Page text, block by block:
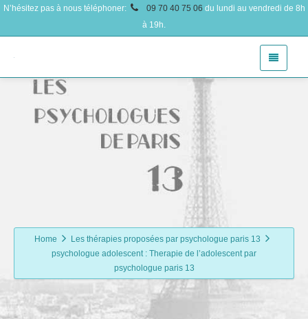
N’hésitez pas à nous téléphoner: 09 70 40 75 06 du lundi au vendredi de 8h
à 19h.
Home
Les thérapies proposées par psychologue paris 13
psychologue adolescent : Therapie de l’adolescent par
psychologue paris 13